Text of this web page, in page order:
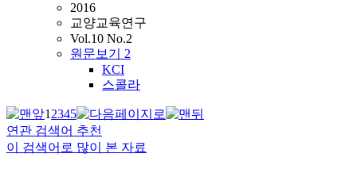
2016
교양교육연구
Vol.10 No.2
원문보기 2
KCI
스콜라
12345
연관 검색어 추천
이 검색어로 많이 본 자료